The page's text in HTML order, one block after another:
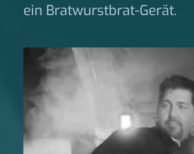
ein Bratwurstbrat-Gerät.